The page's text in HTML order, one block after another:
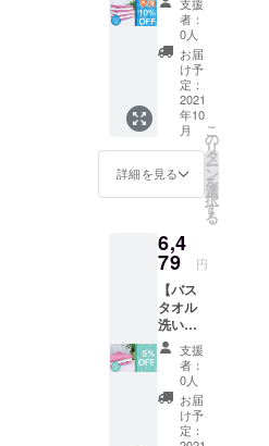
ご注文
状況、
使用部
材の供
給状
況、製
造工程
上の都
合等に
より出
があり
ます。
ト】 ・
フェイ
スタオ
ル×7枚
・正規
価格
7040円
（税・
送料込
み）
→【早
割
F】
6336円
（税・
送料込
み） ※※
色はお
まかせ
です。
※ご注文
状況、
使用部
材の供
者：
0人
お届
け予
定：
2021
年10
月
詳細を見る
こ
の
リ
タ
ー
ン
を
選
択
す
る
6,4
79 円
【バス
タオル
洗い替
えセッ
ト】 ・
バスタ
オル×3
枚 ・正
規価格
支援
者：
0人
お届
け予
定：